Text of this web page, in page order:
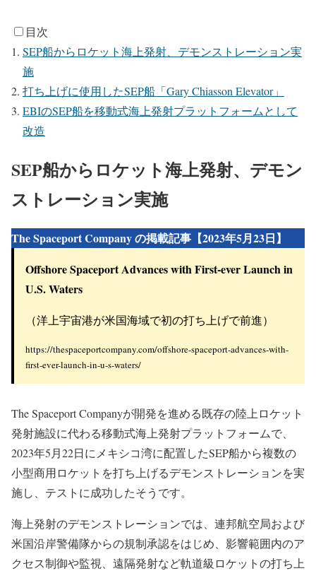
目次
SEP船からロケット海上発射、デモンストレーション実
施
打ち上げに使用したSEP船「Gary Chiasson Elevator」
EBIのSEP船を移動式海上発射プラットフォームとして
改造
SEP船からロケット海上発射、デモン
ストレーション実施
The Spaceport Company の掲載記事【2023年5月23日】
Offshore Spaceport Advances with First-ever Launch in
U.S. Waters
（洋上宇宙港が米国海域で初の打ち上げで前進）
https://thespaceportcompany.com/offshore-spaceport-advances-with-
first-ever-launch-in-u-s-waters/
The Spaceport Companyが開発を進める既存の陸上ロケット
発射施設に代わる移動式海上発射プラットフォームで、
2023年5月22日にメキシコ湾に配置したSEP船から複数の
小型商用ロケットを打ち上げるデモンストレーションを実
施し、テストに成功したそうです。
海上発射のデモンストレーションでは、連邦航空局および
米国沿岸警備隊からの規制承認をはじめ、影響範囲内のア
クセス制御や監視、遠隔発射など軌道級ロケットの打ち上